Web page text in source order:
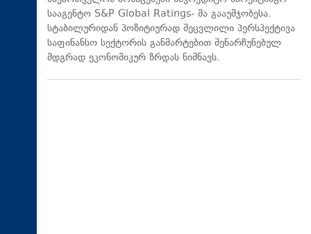
სააგენტო S&P Global Ratings- მა გააუმჯობესა.
სტაბილურიდან პოზიტიურად შეცვლილი პერსპექტივა
საფინანსო სექტორის განმარტებით შენარჩუნებულ
მდგრად ეკონომიკურ ზრდას ნიშნავს.